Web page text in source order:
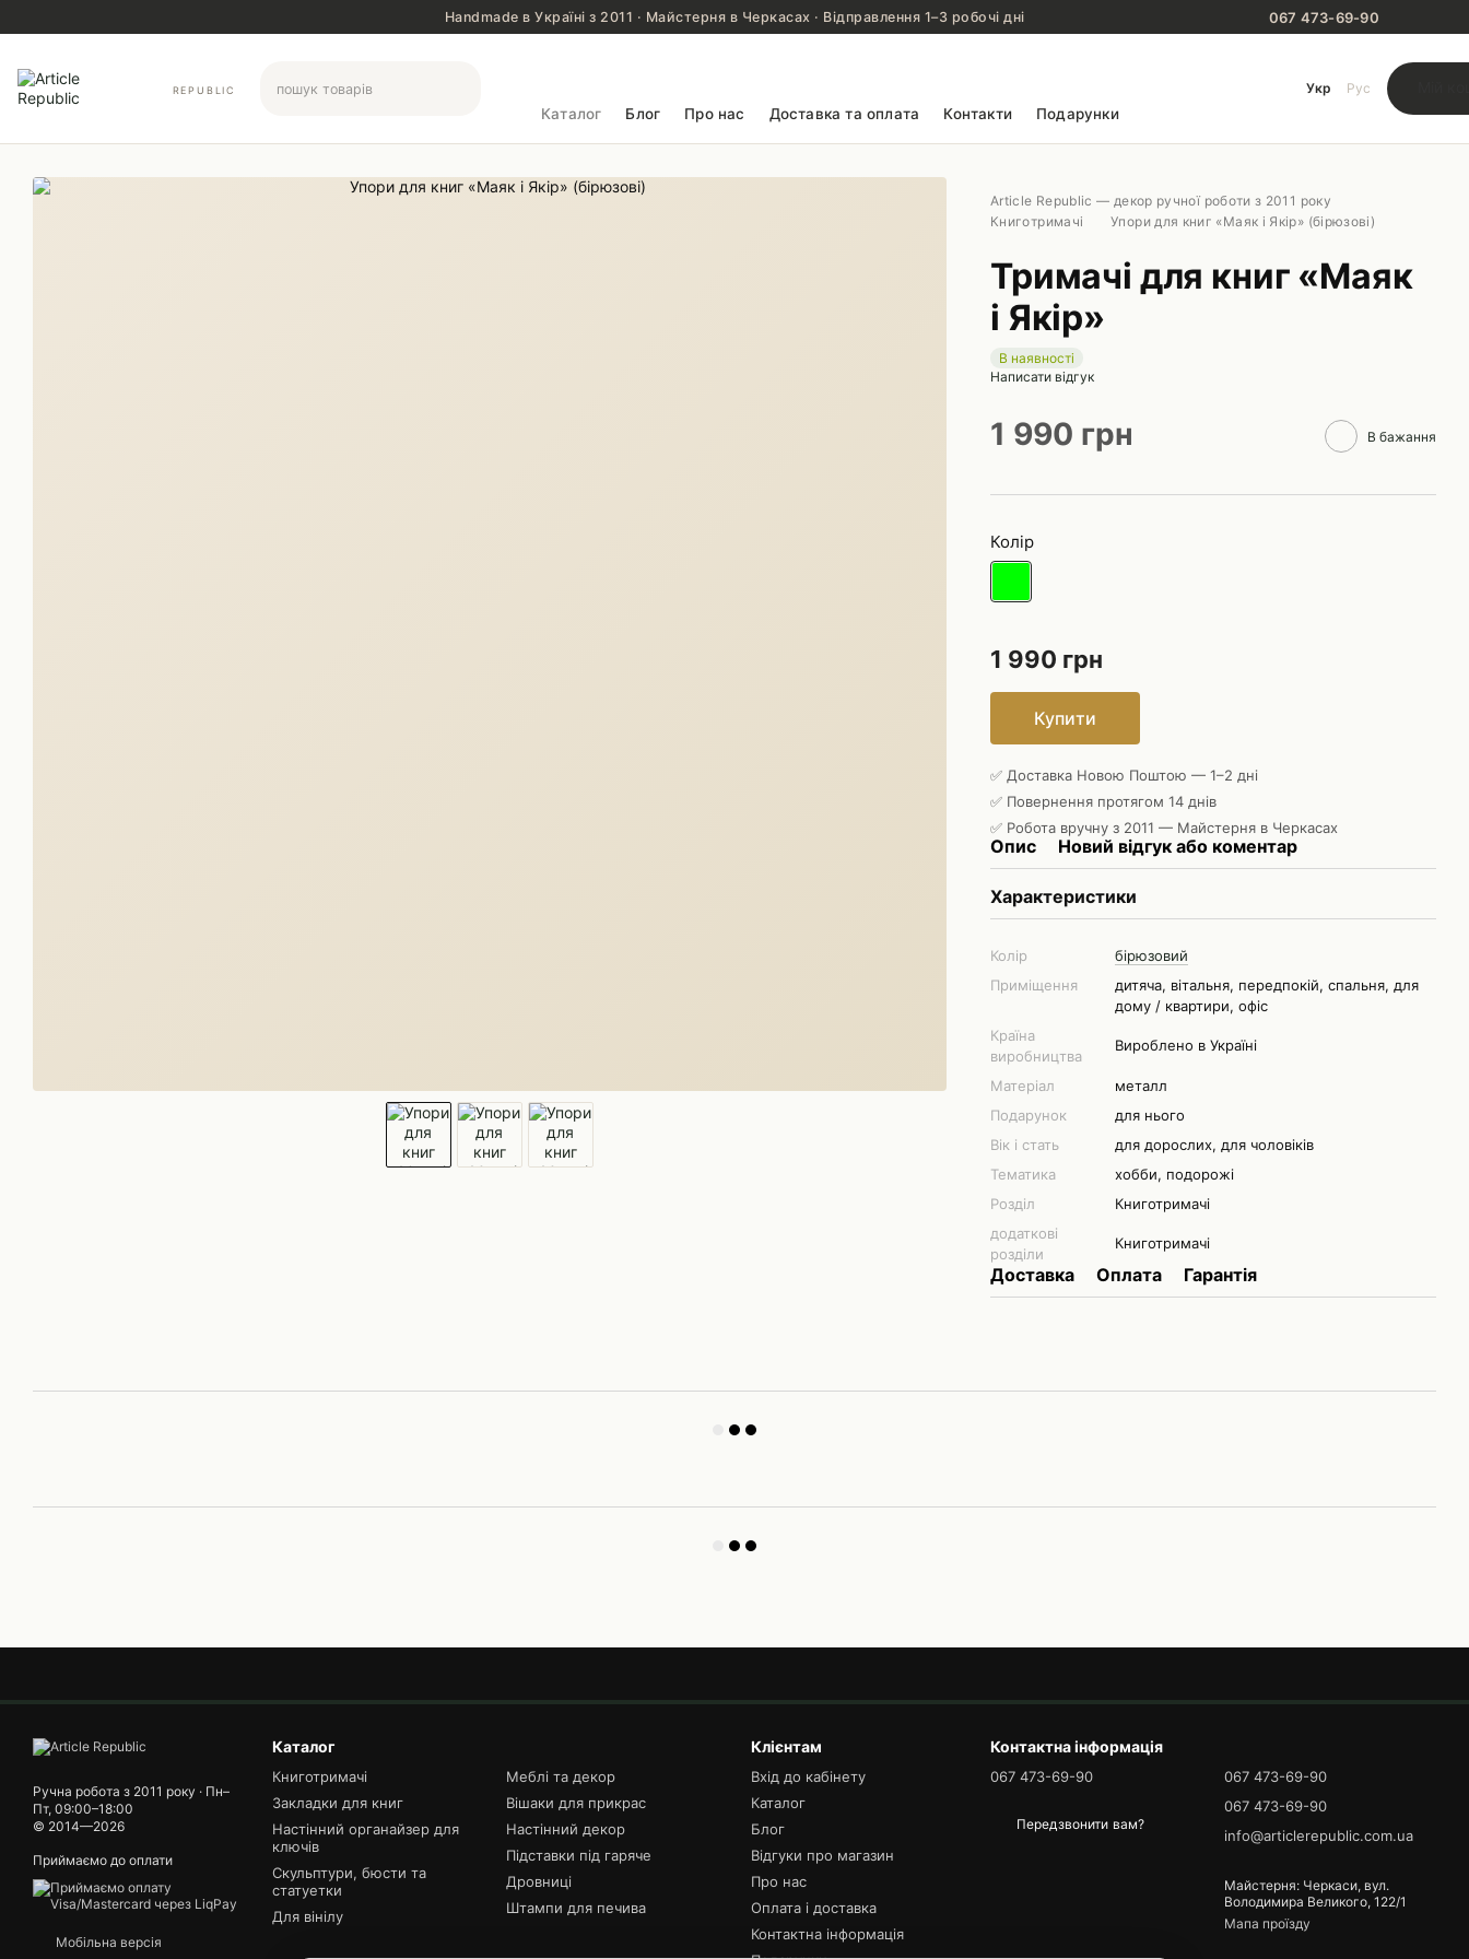
Handmade в Україні з 2011 · Майстерня в Черкасах · Відправлення 1–3 робочі дні 067 473-69-90
REPUBLIC
Каталог Блог Про нас Доставка та оплата Контакти Подарунки
Укр Рус
Article Republic — декор ручної роботи з 2011 року
Книготримачі
Упори для книг «Маяк і Якір» (бірюзові)
Тримачі для книг «Маяк
і Якір»
В наявності
Написати відгук
1 990 грн В бажання
Колір
1 990 грн
Купити
✅ Доставка Новою Поштою — 1–2 дні
✅ Повернення протягом 14 днів
✅ Робота вручну з 2011 — Майстерня в Черкасах
Опис Новий відгук або коментар
Характеристики
Колір
бірюзовий
Приміщення
дитяча, вітальня, передпокій, спальня, для
дому / квартири, офіс
Країна
виробництва
Вироблено в Україні
Матеріал
металл
Подарунок
для нього
Вік і стать
для дорослих, для чоловіків
Тематика
хобби, подорожі
Розділ
Книготримачі
додаткові
розділи
Книготримачі
Доставка Оплата Гарантія
Ручна робота з 2011 року · Пн–
Пт, 09:00–18:00
© 2014—2026
Приймаємо до оплати
Мобільна версія
Каталог
Книготримачі
Закладки для книг
Настінний органайзер для
ключів
Скульптури, бюсти та
статуетки
Для вінілу
Меблі та декор
Вішаки для прикрас
Настінний декор
Підставки під гаряче
Дровниці
Штампи для печива
Клієнтам
Вхід до кабінету
Каталог
Блог
Відгуки про магазин
Про нас
Оплата і доставка
Контактна інформація
Контактна інформація
067 473-69-90
Передзвонити вам?
067 473-69-90
067 473-69-90
info@articlerepublic.com.ua
Майстерня: Черкаси, вул.
Володимира Великого, 122/1
Мапа проїзду